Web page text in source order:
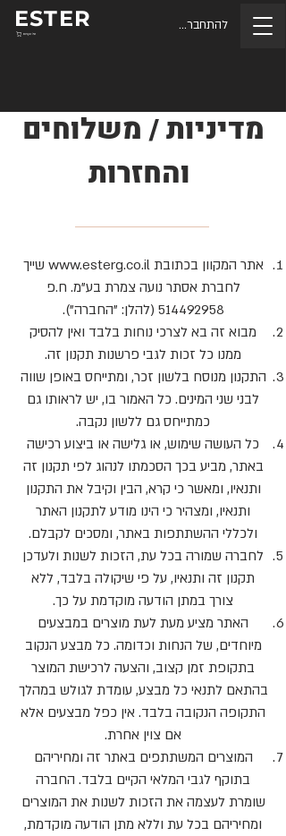
ESTER
סל הקניות
להתחברות
מדיניות / משלוחים
אתר המקוון בכתובתwww.esterg.co.il שייך
לחברת אסתר נועה צמרת בע"מ. ח.פ
514492958 (להלן: "החברה").
מבוא זה בא לצרכי נוחות בלבד ואין להסיק
ממנו כל זכות לגבי פרשנות תקנון זה.
התקנון מנוסח בלשון זכר, ומתייחס באופן שווה
לבני שני המינים. כל האמור בו, יש לראותו גם
כמתייחס גם ללשון נקבה.
כל העושה שימוש, או גלישה או ביצוע רכישה
באתר, מביע בכך הסכמתו לנהוג לפי תקנון זה
ותנאיו, ומאשר כי קרא, הבין וקיבל את התקנון
ותנאיו, ומצהיר כי הינו מודע לתקנון האתר
ולכללי ההשתתפות באתר, ומסכים לקבלם.
לחברה שמורה בכל עת, הזכות לשנות ולעדכן
תקנון זה ותנאיו, על פי שיקולה בלבד, ללא
צורך במתן הודעה מוקדמת על כך.
האתר מציע מעת לעת מוצרים במבצעים
מיוחדים, של הנחות וכדומה. כל מבצע הנקוב
בתקופת זמן קצוב, והצעה לרכישת המוצר
בהתאם לתנאי כל מבצע, עומדת לגולש במהלך
התקופה הנקובה בלבד. אין כפל מבצעים אלא
אם צוין אחרת.
המוצרים המשתתפים באתר זה ומחיריהם
בתוקף לגבי המלאי הקיים בלבד. החברה
שומרת לעצמה את הזכות לשנות את המוצרים
ומחיריהם בכל עת וללא מתן הודעה מוקדמת,